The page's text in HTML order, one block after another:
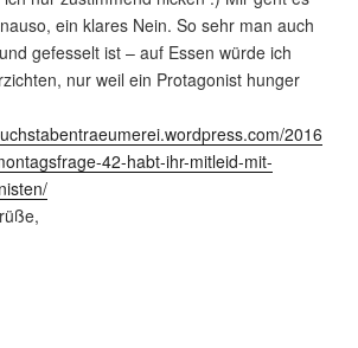
ein klares Nein. So sehr man auch
gefesselt ist – auf Essen würde ich
nur weil ein Protagonist hunger
2016
42-habt-ihr-mitleid-mit-